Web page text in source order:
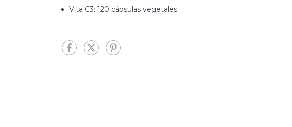
Vita C3: 120 cápsulas vegetales